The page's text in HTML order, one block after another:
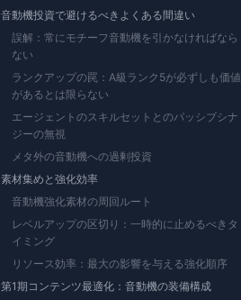
音動機投資で避けるべきよくある間違い
誤解：常にモチーフ音動機を引かなければなら
ない
ランクアップの罠：A級ランク5が必ずしも価値
があるとは限らない
エージェントのスキルセットとのパッシブシナ
ジーの無視
メタ外の音動機への過剰投資
素材集めと強化効率
音動機強化素材の周回ルート
レベルアップの区切り：一時的に止めるべきタ
イミング
リソース効率：最大の影響を与える強化順序
第1期コンテンツ最適化：音動機の装備構成